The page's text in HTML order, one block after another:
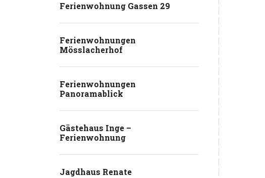
Ferienwohnung Gassen 29
Ferienwohnungen
Mösslacherhof
Ferienwohnungen
Panoramablick
Gästehaus Inge –
Ferienwohnung
Jagdhaus Renate